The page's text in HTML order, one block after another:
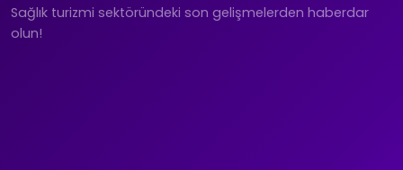
Sağlık turizmi sektöründeki son gelişmelerden haberdar
olun!